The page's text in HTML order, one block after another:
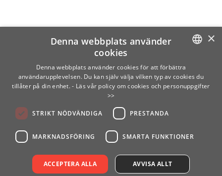
SWEDISH
×
Denna webbplats använder
cookies
Denna webbplats använder cookies för att förbättra
användarupplevelsen. Du kan själv välja vilken typ av cookies du
tillåter på din enhet. - Läs vår policy om cookies och personuppgifter
>>
STRIKT NÖDVÄNDIGA PRESTANDA
MARKNADSFÖRING SMARTA FUNKTIONER
ACCEPTERA ALLA AVVISA ALLT